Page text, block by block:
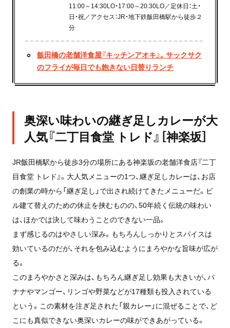
11:00～14:30LO・17:00～20:30LO／定休日：土・
日・祝／アクセス：JR・地下鉄飯田橋駅から徒歩２
分
飯田橋の老舗洋食屋『キッチンアオキ』。サックサク
のフライが毎日でも飽きない日替りランチ
奥深い味わいの継ぎ足しカレーが大
人気『二丁目食堂 トレド』［神楽坂］
JR飯田橋駅から徒歩3分の場所にある神楽坂の老舗洋食店『二丁
目食堂 トレド』。大人気メニューの1つ、継ぎ足しカレーは、お店
の創業の時から「継ぎ足し」で出され続けてきたメニューだ。ビ
ル建て替えのための休止を挟むものの、50年続く伝統の味わい
は、ほかでは決して味わうことのできない一品。
まず感じるのはやさしい深み。もちろんしっかりとスパイスは
効いているのだが、それを包み込むようにまろやかな旨味が広が
る。
このまろやかさと深みは、もちろん継ぎ足し効果も大きいが、バ
ナナやマンゴー、リンゴや野菜などが17種類も投入されている
という。この素材を注ぎ足された「親カレー」に混ぜることで、ど
こにも真似できない奥深いカレーの味ができあがっている。